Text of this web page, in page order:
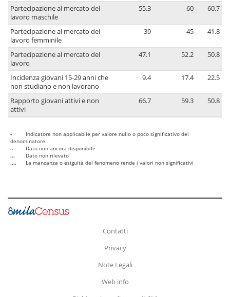
Partecipazione al mercato del
lavoro maschile
55.3 60 60.7
Partecipazione al mercato del
lavoro femminile
39 45 41.8
Partecipazione al mercato del
lavoro
47.1 52.2 50.8
Incidenza giovani 15-29 anni che
non studiano e non lavorano
9.4 17.4 22.5
Rapporto giovani attivi e non
attivi
66.7 59.3 50.8
-
Indicatore non applicabile per valore nullo o poco significativo del
denominatore
..
Dato non ancora disponibile
...
Dato non rilevato
....
La mancanza o esiguità del fenomeno rende i valori non significativi
Contatti
Privacy
Note Legali
Web info